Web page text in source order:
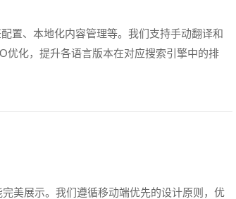
置、本地化内容管理等。我们支持手动翻译和
优化，提升各语言版本在对应搜索引擎中的排
美展示。我们遵循移动端优先的设计原则，优